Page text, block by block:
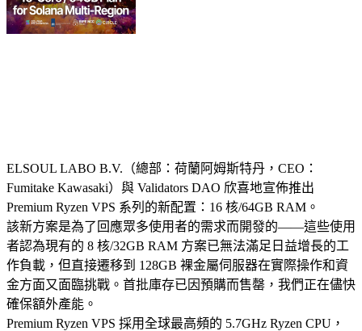
ELSOUL LABO B.V.（總部：荷蘭阿姆斯特丹，CEO：
Fumitake Kawasaki）與 Validators DAO 欣喜地宣佈推出
Premium Ryzen VPS 系列的新配置：16 核/64GB RAM。
該新方案是為了回應眾多使用者的需求而開發的——這些使用
者認為現有的 8 核/32GB RAM 方案已無法滿足日益增長的工
作負載，但直接遷移到 128GB 裸金屬伺服器在實際操作和資
金方面又面臨挑戰。首批庫存已因預購而售罄，我們正在儘快
確保額外產能。
Premium Ryzen VPS 採用全球最高頻的 5.7GHz Ryzen CPU，